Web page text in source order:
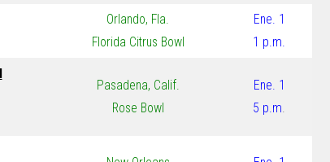
Orlando, Fla.
Florida Citrus Bowl
Ene. 1
1 p.m.
Pasadena, Calif.
Rose Bowl
Ene. 1
5 p.m.